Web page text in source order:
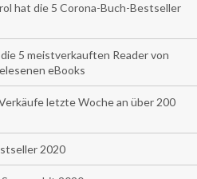
hat die 5 Corona-Buch-Bestseller
5 meistverkauften Reader von
eBooks
letzte Woche an über 200
2020